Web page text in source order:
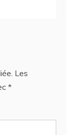
Les
*